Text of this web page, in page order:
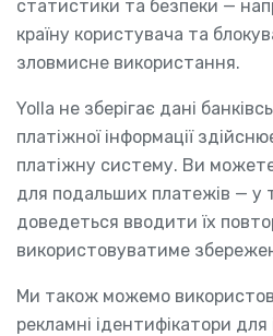
статистики та безпеки —
країну користувача та
зловмисне використання.
Yolla не зберігає дані
платіжної інформації
платіжну систему. Ви
для подальших платежів — у
доведеться вводити їх
використовуватиме
Ми також можемо
рекламні ідентифікатори для